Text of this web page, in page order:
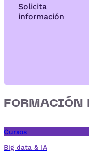
Solicita
información
FORMACIÓN
Cursos
Big data & IA